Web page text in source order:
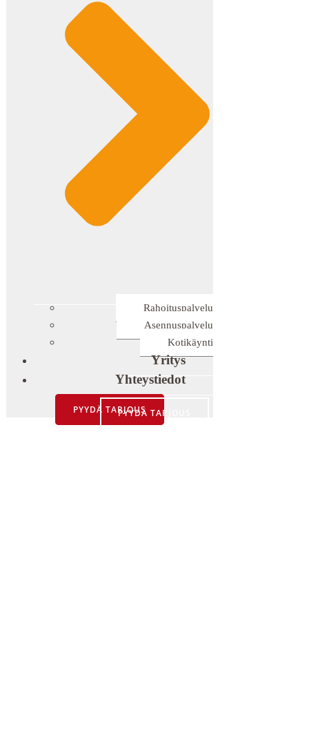
Rahoituspalvelu
Asennuspalvelu
Kotikäynti
Yritys
Yhteystiedot
PYYDÄ TARJOUSPYYDÄ TARJOUS